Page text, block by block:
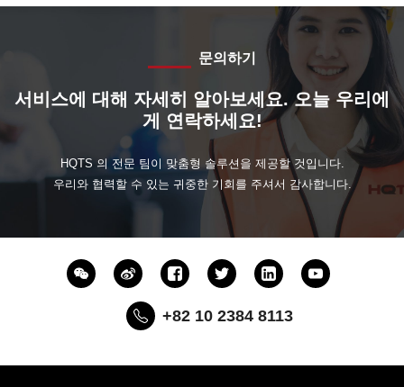
문의하기
서비스에 대해 자세히 알아보세요. 오늘 우리에
게 연락하세요!
HQTS 의 전문 팀이 맞춤형 솔루션을 제공할 것입니다.
우리와 협력할 수 있는 귀중한 기회를 주셔서 감사합니다.
+82 10 2384 8113